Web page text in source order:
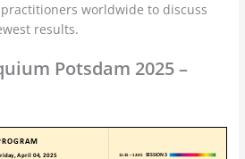
worldwide to discuss
results.
Potsdam 2025 –